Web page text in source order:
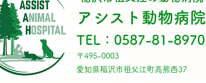
​アシスト動物病院
TEL：0587-81-8970
〒495-0003
​愛知県稲沢市祖父江町高熊西37